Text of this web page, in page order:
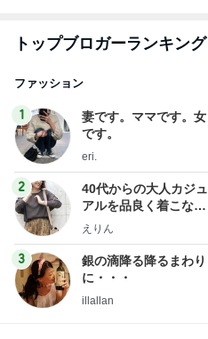
トップブロガーランキング
ファッション
1
妻です。ママです。女
です。
eri.
2
40代からの大人カジュ
アルを品良く着こなす
ファッションブログ
えりん
3
銀の滴降る降るまわり
に・・・
illallan